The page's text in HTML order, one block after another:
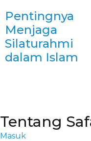
Pentingnya
Menjaga
Silaturahmi
dalam Islam
Tentang
Masuk